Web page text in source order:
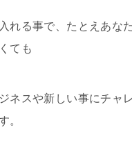
れる事で、たとえあな
ても
ネスや新しい事にチャ
。